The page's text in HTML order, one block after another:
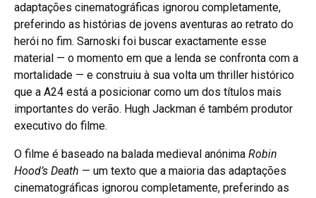
adaptações cinematográficas ignorou completamente,
preferindo as histórias de jovens aventuras ao retrato do
herói no fim. Sarnoski foi buscar exactamente esse
material — o momento em que a lenda se confronta com a
mortalidade — e construiu à sua volta um thriller histórico
que a A24 está a posicionar como um dos títulos mais
importantes do verão. Hugh Jackman é também produtor
executivo do filme.
O filme é baseado na balada medieval anónima Robin
Hood’s Death — um texto que a maioria das adaptações
cinematográficas ignorou completamente, preferindo as